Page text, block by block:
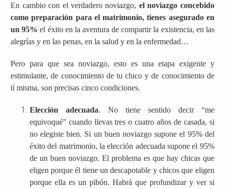
En cambio con el verdadero noviazgo, el noviazgo concebido
como preparación para el matrimonio, tienes asegurado en
un 95% el éxito en la aventura de compartir la existencia, en las
alegrías y en las penas, en la salud y en la enfermedad…
Pero para que sea noviazgo, esto es una etapa exigente y
estimulante, de conocimiento de tu chico y de conocimiento de
tí misma, son precisas cinco condiciones.
Elección adecuada. No tiene sentido decir “me
equivoqué” cuando llevas tres o cuatro años de casada, si
no elegiste bien. Si un buen noviazgo supone el 95% del
éxito del matrimonio, la elección adecuada supone el 95%
de un buen noviazgo. El problema es que hay chicas que
eligen porque él tiene un descapotable y chicos que eligen
porque ella es un pibón. Habrá que profundizar y ver si